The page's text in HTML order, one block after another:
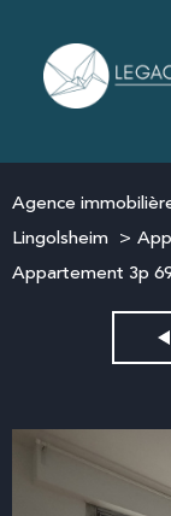
Agence
Lingolsheim
Appartement 3p